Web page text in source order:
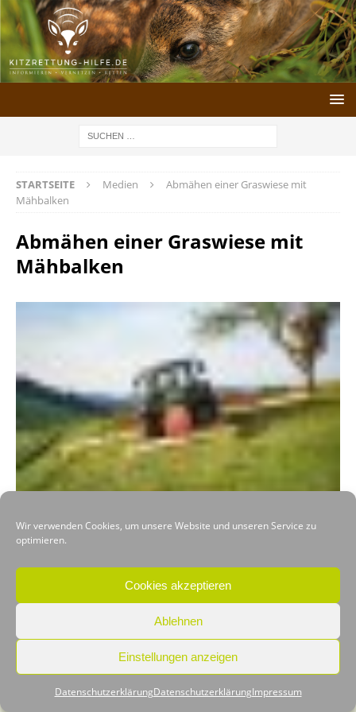
Wir verwenden Cookies, um unsere Website und unseren Service zu
optimieren.
Cookies akzeptieren
Ablehnen
Einstellungen anzeigen
DatenschutzerklärungDatenschutzerklärungImpressum
STARTSEITE Medien
Abmähen einer Graswiese mit
Mähbalken
Abmähen einer Graswiese mit
Mähbalken
VORHERIGER
Copyright © Kitzrettung-Hilfe